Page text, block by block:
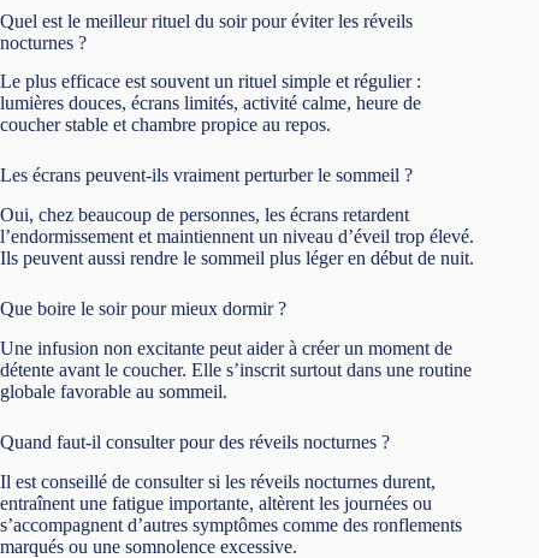
Quel est le meilleur rituel du soir pour éviter les réveils
nocturnes ?
Le plus efficace est souvent un rituel simple et régulier :
lumières douces, écrans limités, activité calme, heure de
coucher stable et chambre propice au repos.
Les écrans peuvent-ils vraiment perturber le sommeil ?
Oui, chez beaucoup de personnes, les écrans retardent
l’endormissement et maintiennent un niveau d’éveil trop élevé.
Ils peuvent aussi rendre le sommeil plus léger en début de nuit.
Que boire le soir pour mieux dormir ?
Une infusion non excitante peut aider à créer un moment de
détente avant le coucher. Elle s’inscrit surtout dans une routine
globale favorable au sommeil.
Quand faut-il consulter pour des réveils nocturnes ?
Il est conseillé de consulter si les réveils nocturnes durent,
entraînent une fatigue importante, altèrent les journées ou
s’accompagnent d’autres symptômes comme des ronflements
marqués ou une somnolence excessive.